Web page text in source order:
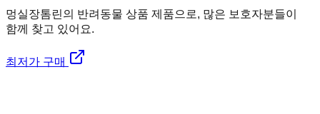
멍실장톰린의 반려동물 상품 제품으로, 많은 보호자분들이
함께 찾고 있어요.
최저가 구매